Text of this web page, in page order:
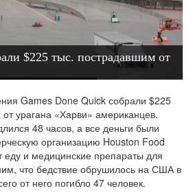
$225 тыс. пострадавшим от
Games Done Quick собрали $225
урагана «Харви» американцев.
48 часов, а все деньги были
организацию Houston Food
еду и медицинские препараты для
что бедствие обрушилось на США в
от него погибло 47 человек.